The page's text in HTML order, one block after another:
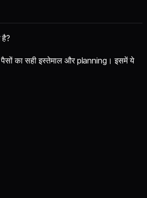
है?
का सही इस्तेमाल और planning। इसमें ये